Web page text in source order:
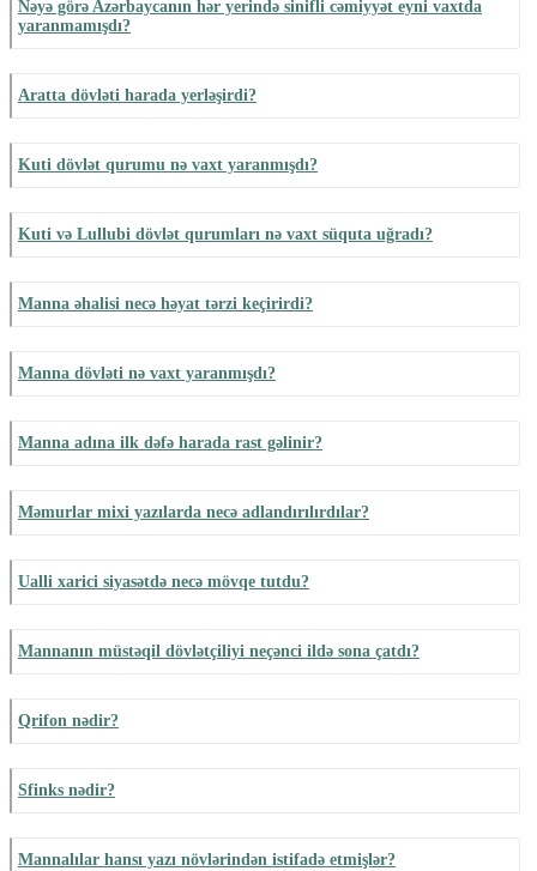
Nəyə görə Azərbaycanın hər yerində sinifli cəmiyyət eyni vaxtda
yaranmamışdı?
Aratta dövləti harada yerləşirdi?
Kuti dövlət qurumu nə vaxt yaranmışdı?
Kuti və Lullubi dövlət qurumları nə vaxt süquta uğradı?
Manna əhalisi necə həyat tərzi keçirirdi?
Manna dövləti nə vaxt yaranmışdı?
Manna adına ilk dəfə harada rast gəlinir?
Məmurlar mixi yazılarda necə adlandırılırdılar?
Ualli xarici siyasətdə necə mövqe tutdu?
Mannanın müstəqil dövlətçiliyi neçənci ildə sona çatdı?
Qrifon nədir?
Sfinks nədir?
Mannalılar hansı yazı növlərindən istifadə etmişlər?